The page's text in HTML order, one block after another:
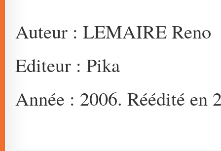
Auteur : LEMAIRE Reno
Editeur : Pika
Année : 2006. Réédité en